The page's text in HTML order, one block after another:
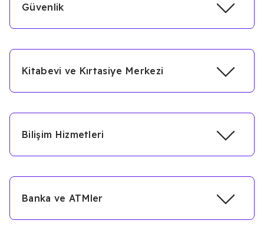
Güvenlik
Kitabevi ve Kırtasiye Merkezi
Bilişim Hizmetleri
Banka ve ATMler